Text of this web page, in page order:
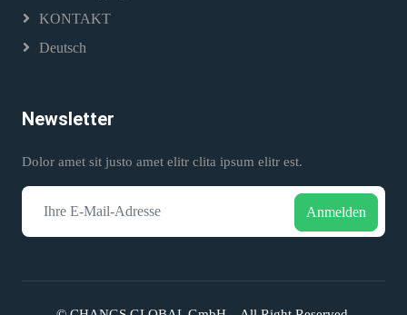
KONTAKT
Deutsch
Newsletter
Dolor amet sit justo amet elitr clita ipsum elitr est.
Anmelden